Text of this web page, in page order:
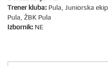
Trener kluba: Pula, Juniorska
Pula, ŽBK Pula
Izbornik: NE